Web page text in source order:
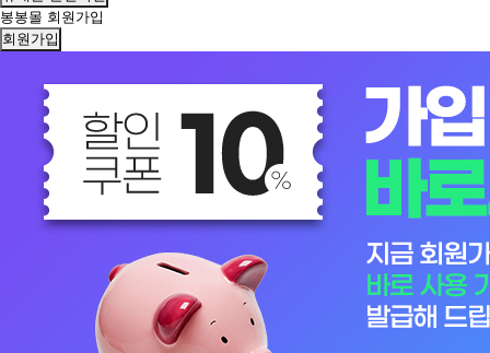
봉봉몰 회원가입
회원가입